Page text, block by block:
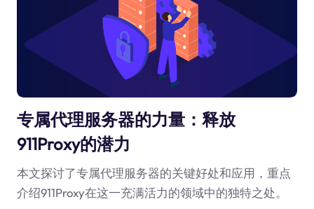
专属代理服务器的力量：释放
911Proxy的潜力
本文探讨了专属代理服务器的关键好处和应用，重点
介绍911Proxy在这一充满活力的领域中的独特之处。